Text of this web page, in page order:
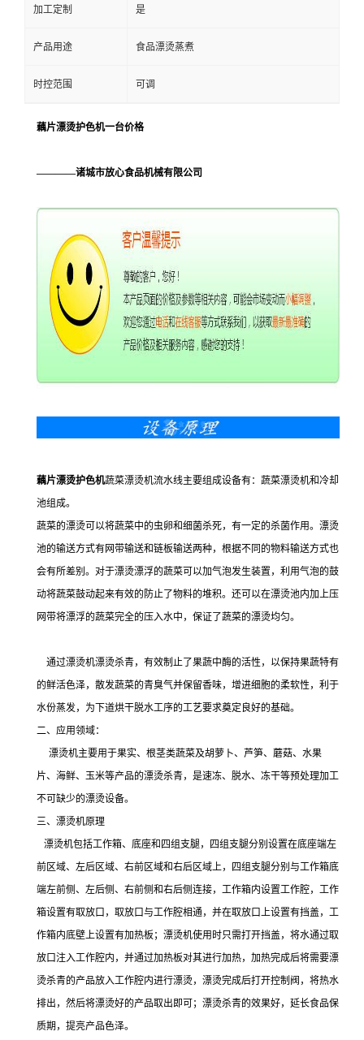
加工定制 是
产品用途 食品漂烫蒸煮
时控范围 可调
藕片漂烫护色机一台价格
————诸城市放心食品机械有限公司
藕片漂烫护色机蔬菜漂烫机流水线主要组成设备有：蔬菜漂烫机和冷却
池组成。
蔬菜的漂烫可以将蔬菜中的虫卵和细菌杀死，有一定的杀菌作用。漂烫
池的输送方式有网带输送和链板输送两种，根据不同的物料输送方式也
会有所差别。对于漂烫漂浮的蔬菜可以加气泡发生装置，利用气泡的鼓
动将蔬菜鼓动起来有效的防止了物料的堆积。还可以在漂烫池内加上压
网带将漂浮的蔬菜完全的压入水中，保证了蔬菜的漂烫均匀。
通过漂烫机漂烫杀青，有效制止了果蔬中酶的活性，以保持果蔬特有
的鲜活色泽，散发蔬菜的青臭气并保留香味，增进细胞的柔软性，利于
水份蒸发，为下道烘干脱水工序的工艺要求奠定良好的基础。
二、应用领域：
漂烫机主要用于果实、根茎类蔬菜及胡萝卜、芦笋、蘑菇、水果
片、海鲜、玉米等产品的漂烫杀青，是速冻、脱水、冻干等预处理加工
不可缺少的漂烫设备。
三、漂烫机原理
漂烫机包括工作箱、底座和四组支腿，四组支腿分别设置在底座端左
前区域、左后区域、右前区域和右后区域上，四组支腿分别与工作箱底
端左前侧、左后侧、右前侧和右后侧连接，工作箱内设置工作腔，工作
箱设置有取放口，取放口与工作腔相通，并在取放口上设置有挡盖，工
作箱内底壁上设置有加热板；漂烫机使用时只需打开挡盖，将水通过取
放口注入工作腔内，并通过加热板对其进行加热，加热完成后将需要漂
烫杀青的产品放入工作腔内进行漂烫，漂烫完成后打开控制阀，将热水
排出，然后将漂烫好的产品取出即可；漂烫杀青的效果好，延长食品保
质期，提亮产品色泽。